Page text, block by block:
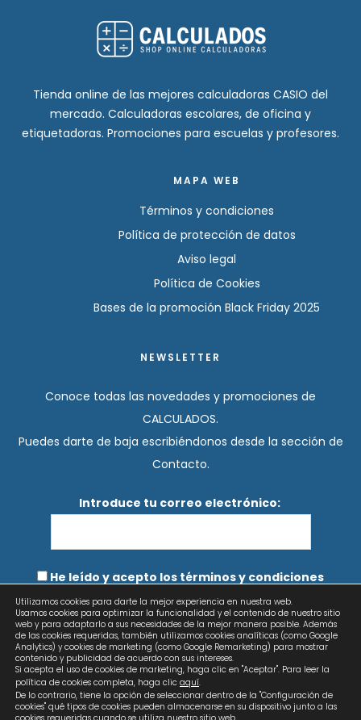
Tienda online de las mejores calculadoras CASIO del
mercado. Calculadoras escolares, de oficina y
etiquetadoras. Promociones para escuelas y profesores.
MAPA WEB
Términos y condiciones
Política de protección de datos
Aviso legal
Política de Cookies
Bases de la promoción Black Friday 2025
NEWSLETTER
Conoce todas las novedades y promociones de
CALCULADOS.
Puedes darte de baja escribiéndonos desde la sección de
Contacto.
Introduce tu correo electrónico:
He leído y acepto los términos y condiciones
Utilizamos cookies para darte la mejor experiencia en nuestra web.
Usamos cookies para optimizar la funcionalidad y el contenido de nuestro sitio
web y para adaptarlo a sus necesidades de la mejor manera posible. Además
de las cookies requeridas, también utilizamos cookies analíticas (como Google
Analytics) y cookies de marketing (como Google Remarketing) para mostrar
contenido y publicidad de acuerdo con sus intereses.
Si acepta el uso de cookies de marketing, haga clic en "Aceptar". Para leer la
política de cookies completa, haga clic aquí.
De lo contrario, tiene la opción de seleccionar dentro de la "Configuración de
cookies" qué tipos de cookies pueden almacenarse en su dispositivo junto a las